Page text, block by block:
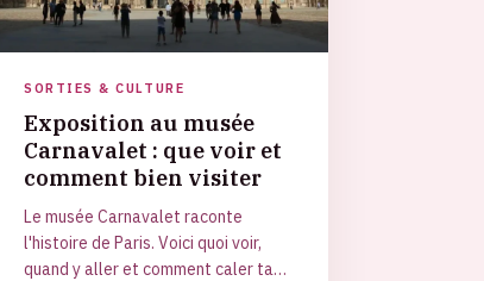
SORTIES & CULTURE
Exposition au musée
Carnavalet : que voir et
comment bien visiter
Le musée Carnavalet raconte
l'histoire de Paris. Voici quoi voir,
quand y aller et comment caler ta